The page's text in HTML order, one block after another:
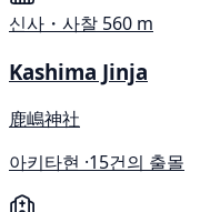
신사・사찰 560 m
Kashima Jinja
鹿嶋神社
아키타현 ·15건의 출몰